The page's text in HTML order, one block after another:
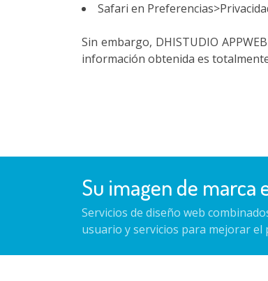
Safari en
Sin embargo, DHISTUDIO
información obtenida es
Su imagen de marca
Servicios de diseño web
usuario y servicios para mejorar